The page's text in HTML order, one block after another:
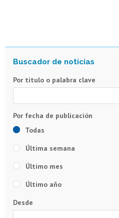
Por título o palabra clave
Todas
Última semana
Último mes
Último año
Desde